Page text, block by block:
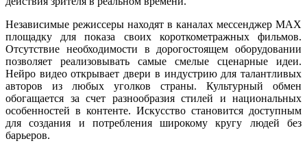
Независимые режиссеры находят в каналах мессенджер MAX
площадку для показа своих короткометражных фильмов.
Отсутствие необходимости в дорогостоящем оборудовании
позволяет реализовывать самые смелые сценарные идеи.
Нейро видео открывает двери в индустрию для талантливых
авторов из любых уголков страны. Культурный обмен
обогащается за счет разнообразия стилей и национальных
особенностей в контенте. Искусство становится доступным
для создания и потребления широкому кругу людей без
барьеров.